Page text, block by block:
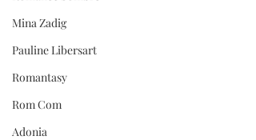
Mina Zadig
Pauline Libersart
Romantasy
Rom Com
Adonia